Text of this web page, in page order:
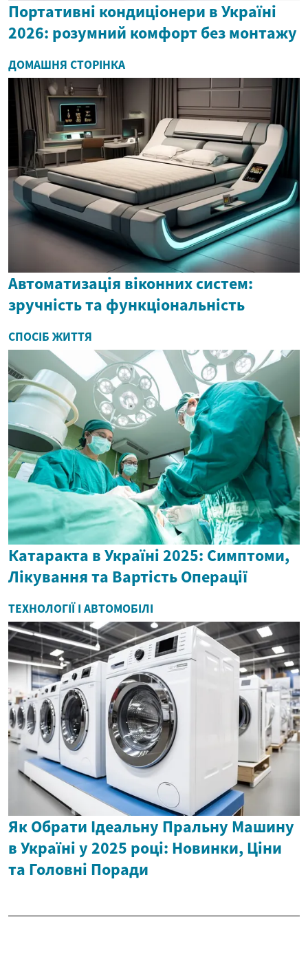
Портативні кондиціонери в Україні
2026: розумний комфорт без монтажу
ДОМАШНЯ СТОРІНКА
Автоматизація віконних систем:
зручність та функціональність
СПОСІБ ЖИТТЯ
Катаракта в Україні 2025: Симптоми,
Лікування та Вартість Операції
ТЕХНОЛОГІЇ І АВТОМОБІЛІ
Як Обрати Ідеальну Пральну Машину
в Україні у 2025 році: Новинки, Ціни
та Головні Поради